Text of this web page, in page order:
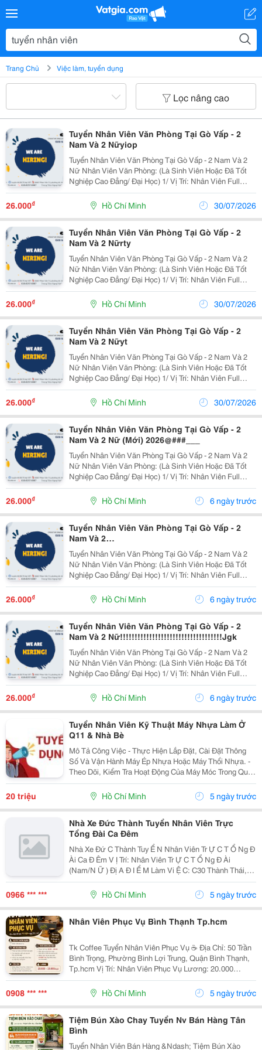
Trang Chủ Việc làm, tuyển dụng
Lọc nâng cao
Tuyển Nhân Viên Văn Phòng Tại Gò Vấp - 2
Nam Và 2 Nữyiop
Tuyển Nhân Viên Văn Phòng Tại Gò Vấp - 2 Nam Và 2
Nữ Nhân Viên Văn Phòng: (Là Sinh Viên Hoặc Đã Tốt
Nghiệp Cao Đẳng/ Đại Học) 1/ Vị Trí: Nhân Viên Full
Time (2 Nam 2 Nữ) Ca Làm: 13:00 Đến 21:00 (1 Tháng
Được Nghỉ Phép 1 Ngày, Và Hưởng Các Ngày...
26.000₫ Hồ Chí Minh 30/07/2026
Tuyển Nhân Viên Văn Phòng Tại Gò Vấp - 2
Nam Và 2 Nữrty
Tuyển Nhân Viên Văn Phòng Tại Gò Vấp - 2 Nam Và 2
Nữ Nhân Viên Văn Phòng: (Là Sinh Viên Hoặc Đã Tốt
Nghiệp Cao Đẳng/ Đại Học) 1/ Vị Trí: Nhân Viên Full
Time (2 Nam 2 Nữ) Ca Làm: 13:00 Đến 21:00 (1 Tháng
Được Nghỉ Phép 1 Ngày, Và Hưởng Các Ngày...
26.000₫ Hồ Chí Minh 30/07/2026
Tuyển Nhân Viên Văn Phòng Tại Gò Vấp - 2
Nam Và 2 Nữyt
Tuyển Nhân Viên Văn Phòng Tại Gò Vấp - 2 Nam Và 2
Nữ Nhân Viên Văn Phòng: (Là Sinh Viên Hoặc Đã Tốt
Nghiệp Cao Đẳng/ Đại Học) 1/ Vị Trí: Nhân Viên Full
Time (2 Nam 2 Nữ) Ca Làm: 13:00 Đến 21:00 (1 Tháng
Được Nghỉ Phép 1 Ngày, Và Hưởng Các Ngày...
26.000₫ Hồ Chí Minh 30/07/2026
Tuyển Nhân Viên Văn Phòng Tại Gò Vấp - 2
Nam Và 2 Nữ (Mới) 2026@###___
Tuyển Nhân Viên Văn Phòng Tại Gò Vấp - 2 Nam Và 2
Nữ Nhân Viên Văn Phòng: (Là Sinh Viên Hoặc Đã Tốt
Nghiệp Cao Đẳng/ Đại Học) 1/ Vị Trí: Nhân Viên Full
Time (2 Nam 2 Nữ) Ca Làm: 13:00 Đến 21:00 (1 Tháng
Được Nghỉ Phép 1 Ngày, Và Hưởng Các Ngày...
26.000₫ Hồ Chí Minh 6 ngày trước
Tuyển Nhân Viên Văn Phòng Tại Gò Vấp - 2
Nam Và 2
Nữ!!!!!!!!!!!!!!!!!!!!!!!!!!!!!!!!!!!!!!!!!!!!!Ghgx
Tuyển Nhân Viên Văn Phòng Tại Gò Vấp - 2 Nam Và 2
Nữ Nhân Viên Văn Phòng: (Là Sinh Viên Hoặc Đã Tốt
Nghiệp Cao Đẳng/ Đại Học) 1/ Vị Trí: Nhân Viên Full
Time (2 Nam 2 Nữ) Ca Làm: 13:00 Đến 21:00 (1 Tháng
Được Nghỉ Phép 1 Ngày, Và Hưởng Các Ngày...
26.000₫ Hồ Chí Minh 6 ngày trước
Tuyển Nhân Viên Văn Phòng Tại Gò Vấp - 2
Nam Và 2 Nữ!!!!!!!!!!!!!!!!!!!!!!!!!!!!!!!!!!!Jgk
Tuyển Nhân Viên Văn Phòng Tại Gò Vấp - 2 Nam Và 2
Nữ Nhân Viên Văn Phòng: (Là Sinh Viên Hoặc Đã Tốt
Nghiệp Cao Đẳng/ Đại Học) 1/ Vị Trí: Nhân Viên Full
Time (2 Nam 2 Nữ) Ca Làm: 13:00 Đến 21:00 (1 Tháng
Được Nghỉ Phép 1 Ngày, Và Hưởng Các Ngày...
26.000₫ Hồ Chí Minh 6 ngày trước
Tuyển Nhân Viên Kỹ Thuật Máy Nhựa Làm Ở
Q11 & Nhà Bè
Mô Tả Công Việc - Thực Hiện Lắp Đặt, Cài Đặt Thông
Số Và Vận Hành Máy Ép Nhựa Hoặc Máy Thổi Nhựa. -
Theo Dõi, Kiểm Tra Hoạt Động Của Máy Móc Trong Quá
Trình Sản Xuất, Đảm Bảo Máy Hoạt Động Ổn Định, Đúng
Kỹ Thuật. - Bảo Trì, Bảo Dưỡng Định Kỳ Và...
20 triệu Hồ Chí Minh 5 ngày trước
Nhà Xe Đức Thành Tuyển Nhân Viên Trực
Tổng Đài Ca Đêm
Nhà Xe Đứ C Thành Tuy Ể N Nhân Viên Tr Ự C T Ổ Ng Đ
Ài Ca Đ Êm V Ị Trí: Nhân Viên Tr Ự C T Ổ Ng Đ Ài
(Nam/N Ữ ) Đị A Đ I Ể M Làm Vi Ệ C: C30 Thành Thái,
P.14, Q.10, Tp.hcm ⏰ Th Ờ I Gian Làm Vi Ệ C: Ca Đ Êm
8 Ti Ế Ng (Làm Theo Ca) Thu Nh Ậ P:...
0966 *** *** Hồ Chí Minh 5 ngày trước
Nhân Viên Phục Vụ Bình Thạnh Tp.hcm
Tk Coffee Tuyển Nhân Viên Phục Vụ ☕ Địa Chỉ: 50 Trần
Bình Trọng, Phường Bình Lợi Trung, Quận Bình Thạnh,
Tp.hcm Vị Trí: Nhân Viên Phục Vụ Lương: 20.000
&Ndash; 25.000Đ/Giờ Công Việc - Phục Vụ Nước Cho
Khách Tại Quán - Dọn Dẹp Bàn Ghế, Giữ...
0908 *** *** Hồ Chí Minh 5 ngày trước
Tiệm Bún Xào Chay Tuyển Nv Bán Hàng Tân
Bình
Tuyển Nhân Viên Bán Hàng &Ndash; Tiệm Bún Xào